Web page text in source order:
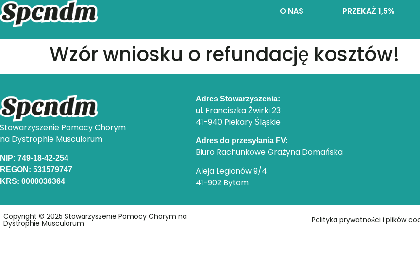
O NAS PRZEKAŻ 1,5%
Wzór wniosku o refundację kosztów!
Stowarzyszenie Pomocy Chorym
na Dystrophie Musculorum
NIP: 749-18-42-254
REGON: 531579747
KRS: 0000036364
Adres Stowarzyszenia:
ul. Franciszka Żwirki 23
41-940 Piekary Śląskie
Adres do przesyłania FV:
Biuro Rachunkowe Grażyna Domańska
Aleja Legionów 9/4
41-902 Bytom
Copyright © 2025 Stowarzyszenie Pomocy Chorym na
Dystrophie Musculorum Polityka prywatności i plików